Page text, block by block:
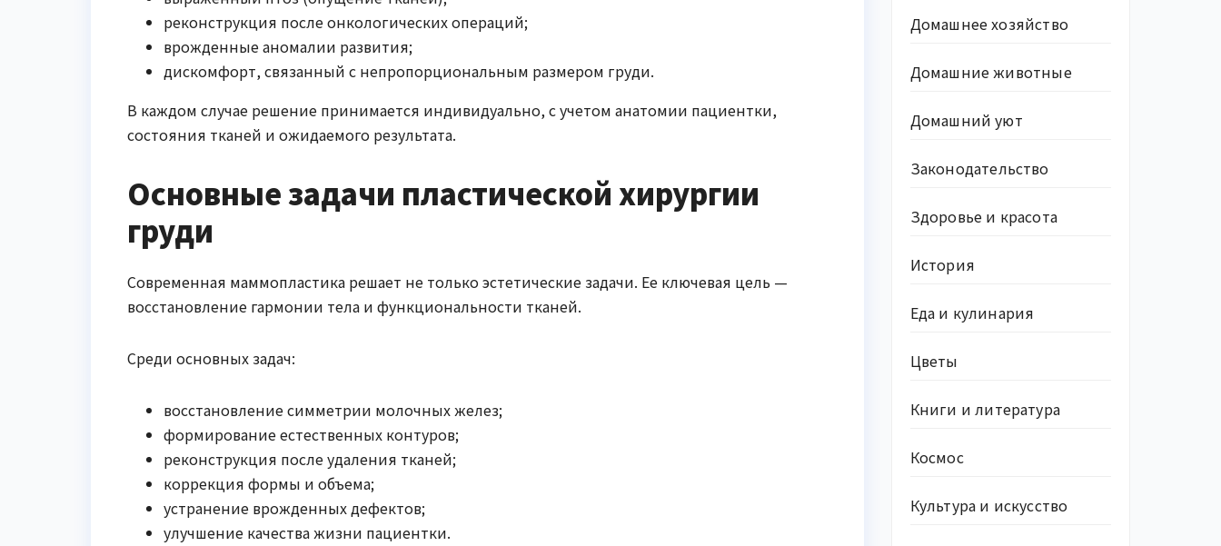
реконструкция после онкологических операций;
врожденные аномалии развития;
дискомфорт, связанный с непропорциональным размером груди.
В каждом случае решение принимается индивидуально, с учетом анатомии пациентки,
состояния тканей и ожидаемого результата.
Основные задачи пластической хирургии
груди
Современная маммопластика решает не только эстетические задачи. Ее ключевая цель —
восстановление гармонии тела и функциональности тканей.
Среди основных задач:
восстановление симметрии молочных желез;
формирование естественных контуров;
реконструкция после удаления тканей;
коррекция формы и объема;
устранение врожденных дефектов;
улучшение качества жизни пациентки.
Домашнее хозяйство
Домашние животные
Домашний уют
Законодательство
Здоровье и красота
История
Еда и кулинария
Цветы
Книги и литература
Космос
Культура и искусство